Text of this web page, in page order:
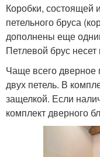
Коробки, состоящей
петельного бруса
дополнены еще
Петлевой брус
Чаще всего
двух петель. В
защелкой. Если
комплект дверного